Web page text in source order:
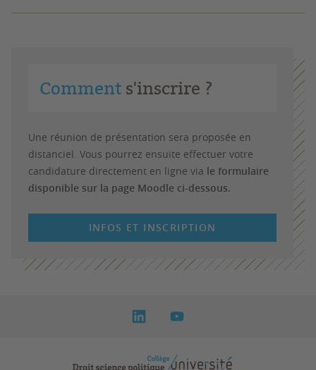
Comment s'inscrire ?
Une réunion de présentation sera proposée en
distanciel. Vous pourrez ensuite effectuer votre
candidature directement en ligne via le formulaire
disponible sur la page Moodle ci-dessous.
INFOS ET INSCRIPTION